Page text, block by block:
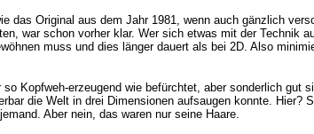
Original aus dem Jahr 1981, wenn auch gänzlich
war schon vorher klar. Wer sich etwas mit der Technik
muss und dies länger dauert als bei 2D. Also
Kopfweh-erzeugend wie befürchtet, aber sonderlich
die Welt in drei Dimensionen aufsaugen konnte. Hier?
Aber nein, das waren nur seine Haare.